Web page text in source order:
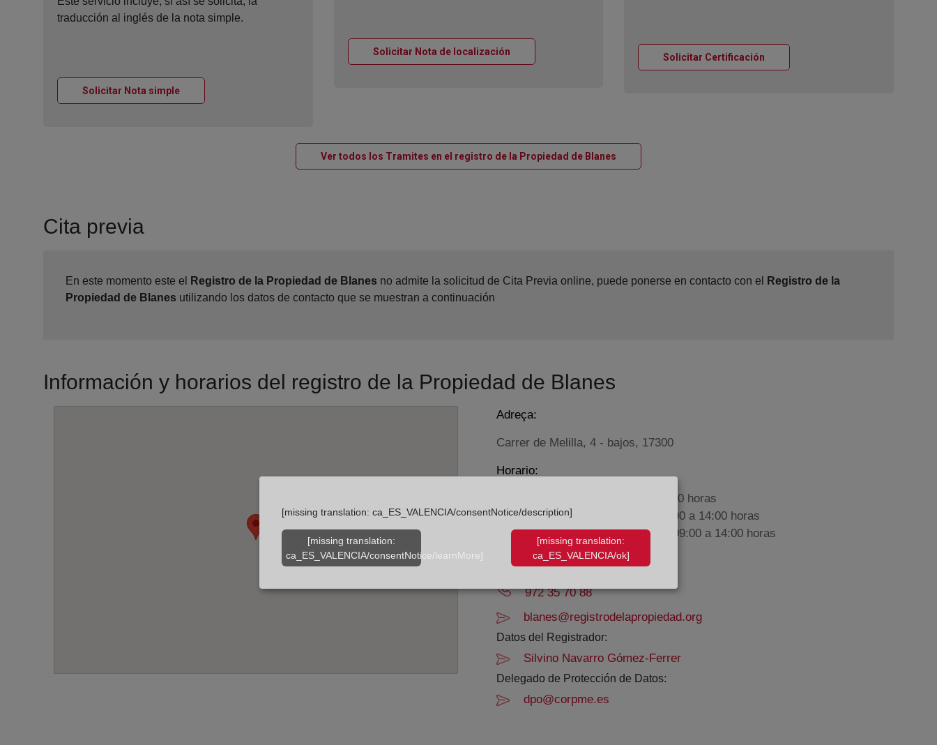
traducción al inglés de la nota simple.
Solicitar Nota simpleVentana nueva
Solicitar Nota de localizaciónVentana nueva
Solicitar Certificación
Ver todos los Tramites en el registro de la Propiedad de Blanes
Cita previa
En este momento este el Registro de la Propiedad de Blanes no admite la solicitud de Cita Previa online, puede ponerse en contacto con el
Registro de la
Propiedad de Blanes utilizando los datos de contacto que se muestran a continuación
Información y horarios del registro de la Propiedad de Blanes
Adreça:
Carrer de Melilla, 4 - bajos, 17300
Horario:
De lunes a viernes de 09:00 a 17:00 horas
Agosto: De lunes a viernes de 09:00 a 14:00 horas
Los días 24 y 31 de diciembre de 09:00 a 14:00 horas
972 35 70 88
blanes@registrodelapropiedad.org
Datos del Registrador:
Silvino Navarro Gómez-Ferrer
Delegado de Protección de Datos:
dpo@corpme.es
[missing translation: ca_ES_VALENCIA/consentNotice/description]
[missing translation:
ca_ES_VALENCIA/consentNotice/learnMore]
[missing translation:
ca_ES_VALENCIA/ok]